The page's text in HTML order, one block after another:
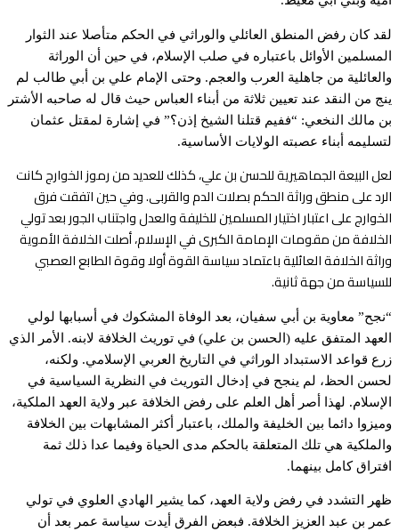
لقد كان رفض المنطق العائلي والوراثي في الحكم متأصلا عند الثوار
المسلمين الأوائل باعتباره في صلب الإسلام، في حين أن الوراثة
والعائلية من جاهلية العرب والعجم. وحتى الإمام علي بن أبي طالب لم
ينج من النقد عند تعيين ثلاثة من أبناء العباس حيث قال له صاحبه الأشتر
بن مالك النخعي: “ففيم قتلنا الشيخ إذن؟” في إشارة لمقتل عثمان
لتسليمه أبناء عصبته الولايات الأساسية.
لعل البيعة الجماهيرية للحسن بن علي، كذلك للعديد من رموز الخوارج كانت
الرد على منطق وراثة الحكم بصلات الدم والقربى. وفي حين اتفقت فرق
الخوارج على اعتبار اختيار المسلمين للخليفة والعدل واجتناب الجور بعد تولي
الخلافة من مقومات الإمامة الكبرى في الإسلام، أصلت الخلافة الأموية
وراثة الخلافة العائلية باعتماد سياسة القوة أولا وقوة الطابع العصبي
للسياسة من جهة ثانية.
“نجح” معاوية بن أبي سفيان، بعد الوفاة المشكوك في أسبابها لولي
العهد المتفق عليه (الحسن بن علي) في توريث الخلافة لابنه. الأمر الذي
زرع قواعد الاستبداد الوراثي في التاريخ العربي الإسلامي. ولكنه،
لحسن الحظ، لم ينجح في إدخال التوريث في النظرية السياسية في
الإسلام. لهذا أصر أهل العلم على رفض الخلافة عبر ولاية العهد الملكية،
وميزوا دائما بين الخليفة والملك، باعتبار أكثر المشابهات بين الخلافة
والملكية هي تلك المتعلقة بالحكم مدى الحياة وفيما عدا ذلك ثمة
افتراق كامل بينهما.
ظهر التشدد في رفض ولاية العهد، كما يشير الهادي العلوي في تولي
عمر بن عبد العزيز الخلافة. فبعض الفرق أيدت سياسة عمر بعد أن